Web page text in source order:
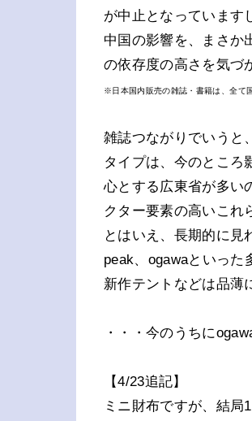
が中止となっています
中国の影響を、まさか
の依存度の高さを気づ
※日本国内販売の雑誌・書籍は、全て
雑誌つながりでいうと
タイプは、今のところ
心とする広東省が多い
クター要素の高いこれ
とはいえ、長期的に見
peak、ogawaといった
新作テントなどは品薄
・・・今のうちに
【4/23追記】
ミニ財布ですが、結局